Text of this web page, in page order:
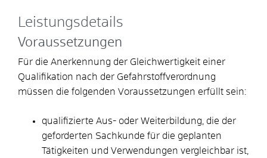
Leistungsdetails
Voraussetzungen
Für die Anerkennung der Gleichwertigkeit einer
Qualifikation nach der Gefahrstoffverordnung
müssen die folgenden Voraussetzungen erfüllt sein:
qualifizierte Aus- oder Weiterbildung, die der
geforderten Sachkunde für die geplanten
Tätigkeiten und Verwendungen vergleichbar ist,